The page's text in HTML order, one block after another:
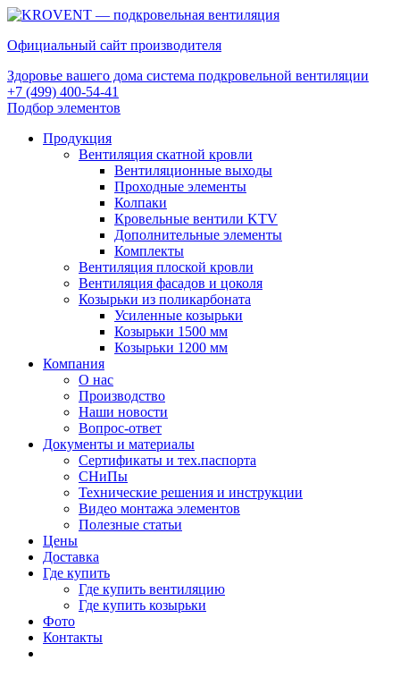
Официальный сайт производителя
Здоровье вашего дома система подкровельной вентиляции
+7 (499) 400-54-41
Подбор элементов
Продукция
Вентиляция скатной кровли
Вентиляционные выходы
Проходные элементы
Колпаки
Кровельные вентили KTV
Дополнительные элементы
Комплекты
Вентиляция плоской кровли
Вентиляция фасадов и цоколя
Козырьки из поликарбоната
Усиленные козырьки
Козырьки 1500 мм
Козырьки 1200 мм
Компания
О нас
Производство
Наши новости
Вопрос-ответ
Документы и материалы
Сертификаты и тех.паспорта
СНиПы
Технические решения и инструкции
Видео монтажа элементов
Полезные статьи
Цены
Доставка
Где купить
Где купить вентиляцию
Где купить козырьки
Фото
Контакты